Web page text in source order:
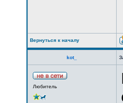
Вернуться к началу
kot_
Любитель